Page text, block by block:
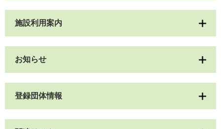
施設利用案内
お知らせ
登録団体情報